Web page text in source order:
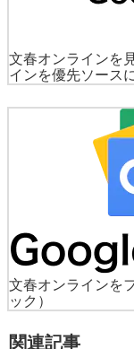
文春オンラインを
インを優先ソース
文春オンラインを
ック）
関連記事